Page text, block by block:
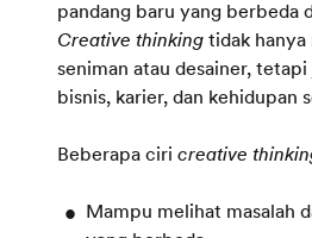
pandang baru yang berbeda
Creative thinkingtidak
seniman atau desainer,
bisnis, karier, dan kehidupan
Beberapa ciri creative
Mampu melihat masalah